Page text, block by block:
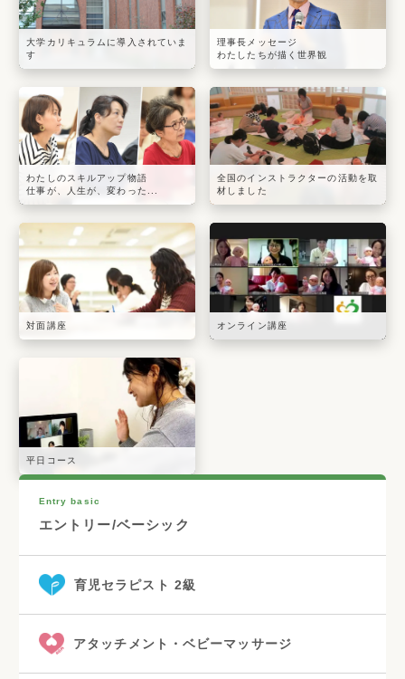
大学カリキュラムに導入されていま
す
理事長メッセージ
わたしたちが描く世界観
わたしのスキルアップ物語
仕事が、人生が、変わった...
全国のインストラクターの活動を取
材しました
対面講座 オンライン講座
平日コース
Entry basic
エントリー/ベーシック
育児セラピスト 2級
アタッチメント・ベビーマッサージ